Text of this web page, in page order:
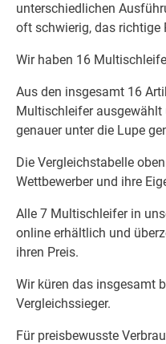
unterschiedlichen
oft schwierig, das richtige
Wir haben 16
Aus den insgesamt 16
Multischleifer ausgewählt
genauer unter die Lupe
Die Vergleichstabelle
Wettbewerber und ihre
Alle 7 Multischleifer in
online erhältlich und
ihren Preis.
Wir küren das insgesamt
Vergleichssieger.
Für preisbewusste